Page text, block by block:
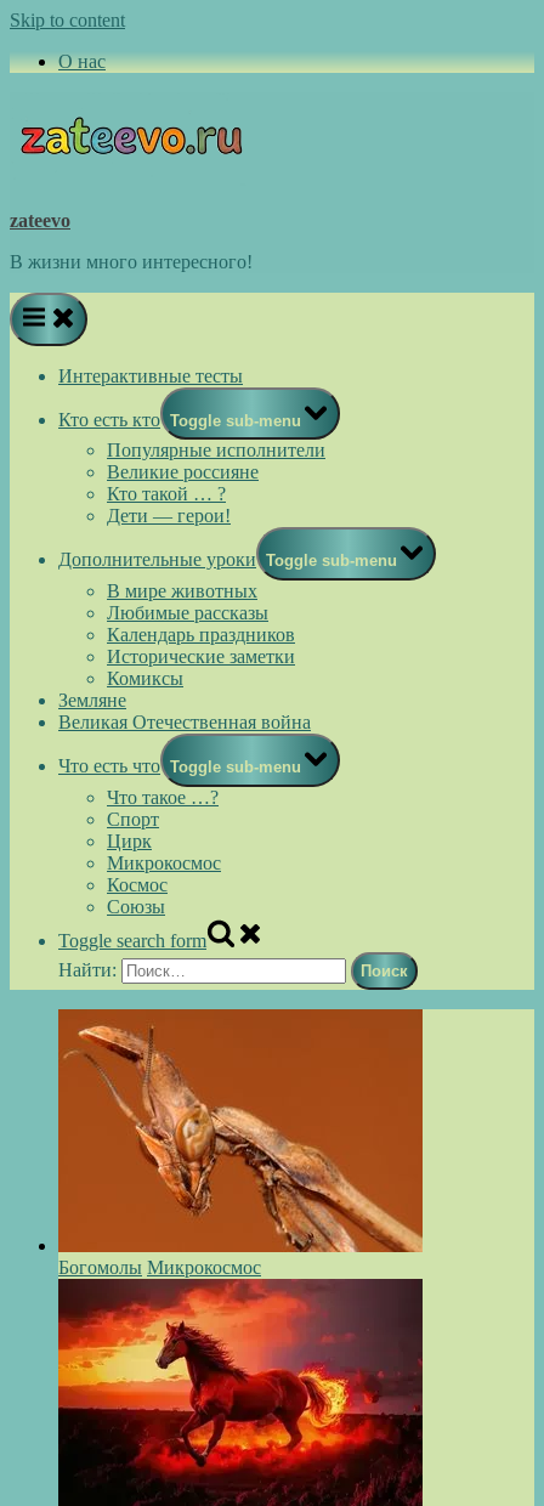
Skip to content
О нас
zateevo
В жизни много интересного!
Интерактивные тесты
Кто есть кто Toggle sub-menu
Популярные исполнители
Великие россияне
Кто такой … ?
Дети — герои!
Дополнительные уроки Toggle sub-menu
В мире животных
Любимые рассказы
Календарь праздников
Исторические заметки
Комиксы
Земляне
Великая Отечественная война
Что есть что Toggle sub-menu
Что такое …?
Спорт
Цирк
Микрокосмос
Космос
Союзы
Toggle search form
Найти:
Богомолы Микрокосмос